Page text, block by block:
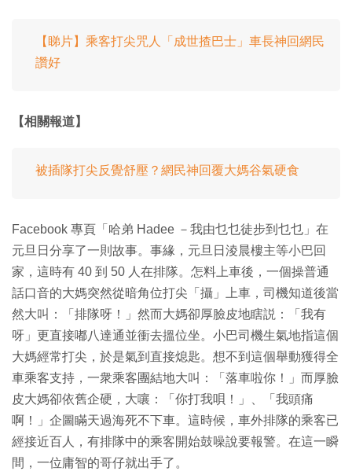
【睇片】乘客打尖咒人「成世揸巴士」車長神回網民
讚好
【相關報道】
被插隊打尖反覺舒壓？網民神回覆大媽谷氣硬食
Facebook 專頁「哈弟 Hadee －我由乜乜徒步到乜乜」在
元旦日分享了一則故事。事緣，元旦日淩晨樓主等小巴回
家，這時有 40 到 50 人在排隊。怎料上車後，一個操普通
話口音的大媽突然從暗角位打尖「攝」上車，司機知道後當
然大叫：「排隊呀！」然而大媽卻厚臉皮地瞎説：「我有
呀」更直接嘟八達通並衝去搵位坐。小巴司機生氣地指這個
大媽經常打尖，於是氣到直接熄匙。想不到這個舉動獲得全
車乘客支持，一衆乘客團結地大叫：「落車啦你！」而厚臉
皮大媽卻依舊企硬，大嚷：「你打我唄！」、「我頭痛
啊！」企圖瞞天過海死不下車。這時候，車外排隊的乘客已
經接近百人，有排隊中的乘客開始鼓噪說要報警。在這一瞬
間，一位庸智的哥仔就出手了。